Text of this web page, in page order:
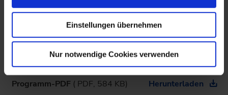
Einstellungen übernehmen
Nur notwendige Cookies verwenden
Zusammenfassung und Abschlussdiskussion mit dem ­
Seminarleiter
Programm-PDF ( PDF, 584 KB) Herunterladen